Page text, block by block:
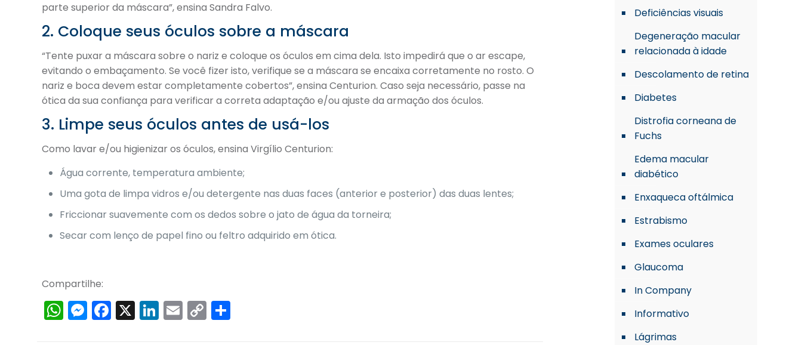
parte superior da máscara”, ensina Sandra Falvo.
2. Coloque seus óculos sobre a máscara
“Tente puxar a máscara sobre o nariz e coloque os óculos em cima dela. Isto impedirá que o ar escape,
evitando o embaçamento. Se você fizer isto, verifique se a máscara se encaixa corretamente no rosto. O
nariz e boca devem estar completamente cobertos”, ensina Centurion. Caso seja necessário, passe na
ótica da sua confiança para verificar a correta adaptação e/ou ajuste da armação dos óculos.
3. Limpe seus óculos antes de usá-los
Como lavar e/ou higienizar os óculos, ensina Virgílio Centurion:
Água corrente, temperatura ambiente;
Uma gota de limpa vidros e/ou detergente nas duas faces (anterior e posterior) das duas lentes;
Friccionar suavemente com os dedos sobre o jato de água da torneira;
Secar com lenço de papel fino ou feltro adquirido em ótica.
Compartilhe:
WhatsApp
Messenger
Facebook
X LinkedIn
Email
Copy
Link
Deficiências visuais
Degeneração macular
relacionada à idade
Descolamento de retina
Diabetes
Distrofia corneana de
Fuchs
Edema macular
diabético
Enxaqueca oftálmica
Estrabismo
Exames oculares
Glaucoma
In Company
Informativo
Lágrimas